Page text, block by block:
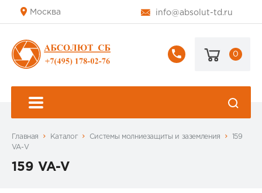
Москва info@absolut-td.ru
+7
178-
0
Главная Каталог Системы молниезащиты и заземления
159
VA-V
159 VA-V